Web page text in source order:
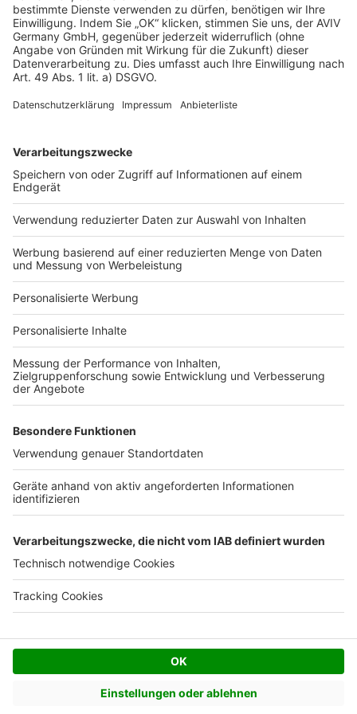
AGB-Übersicht
Datenschutz
Impressum
Services
Bauprojekt-Quiz
Häuser-Suche
Hausanbieter-Suche
Bauprojekt-Profil
Für Unternehmen
Ihre Baufirma auf bauen.de
Kostenloses Infogespräch
© AVIV Germany GmbH - 2026
Facebook
Twitter